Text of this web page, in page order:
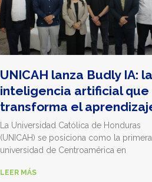
UNICAH lanza Budly IA: la
inteligencia artificial que
transforma el
La Universidad Católica de Honduras
(UNICAH) se posiciona como la primera
universidad de Centroamérica en
LEER MÁS